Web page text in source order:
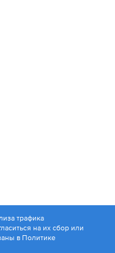
Плюс»
трафика
на их сбор или
в Политике